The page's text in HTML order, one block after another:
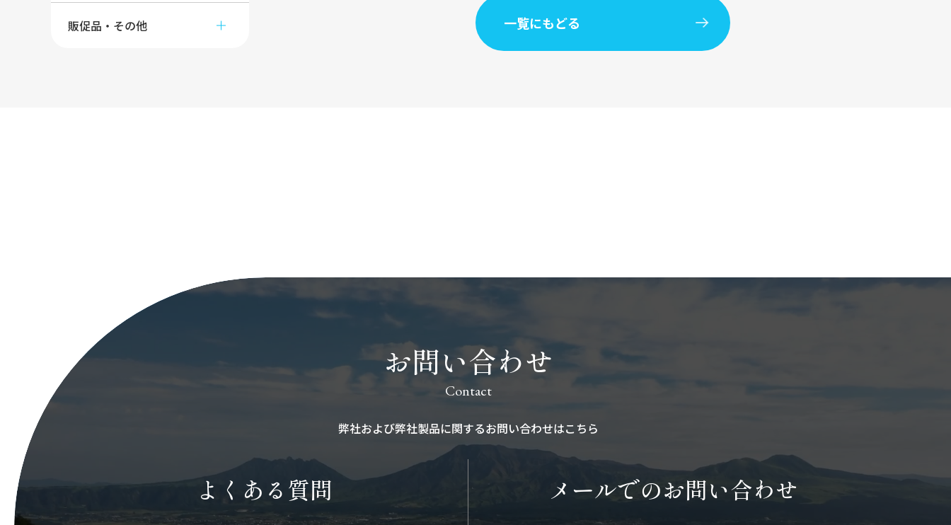
販促品・その他 一覧にもどる
お問い合わせ
Contact
弊社および弊社製品に関するお問い合わせはこちら
よくある質問 メールでのお問い合わせ